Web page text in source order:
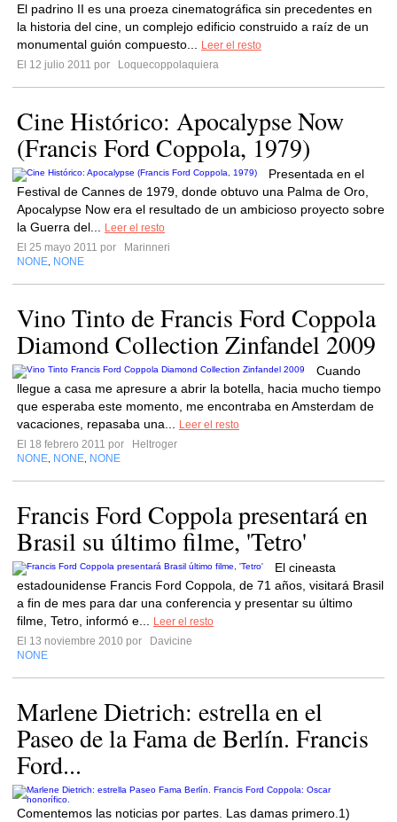
El padrino II es una proeza cinematográfica sin precedentes en
la historia del cine, un complejo edificio construido a raíz de un
monumental guión compuesto...
Leer el resto
El 12 julio 2011 por
Loquecoppolaquiera
Cine Histórico: Apocalypse Now
(Francis Ford Coppola, 1979)
Presentada en el
Festival de Cannes de 1979, donde obtuvo una Palma de Oro,
Apocalypse Now era el resultado de un ambicioso proyecto sobre
la Guerra del...
Leer el resto
El 25 mayo 2011 por
Marinneri
NONE NONE
Vino Tinto de Francis Ford Coppola
Diamond Collection Zinfandel 2009
Cuando
llegue a casa me apresure a abrir la botella, hacia mucho tiempo
que esperaba este momento, me encontraba en Amsterdam de
vacaciones, repasaba una...
Leer el resto
El 18 febrero 2011 por
Heltroger
NONE NONE NONE
Francis Ford Coppola presentará en
Brasil su último filme, 'Tetro'
El cineasta
estadounidense Francis Ford Coppola, de 71 años, visitará Brasil
a fin de mes para dar una conferencia y presentar su último
filme, Tetro, informó e...
Leer el resto
El 13 noviembre 2010 por
Davicine
NONE
Marlene Dietrich: estrella en el
Paseo de la Fama de Berlín. Francis
Ford...
Comentemos las noticias por partes. Las damas primero.1)